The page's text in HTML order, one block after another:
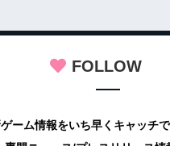
FOLLOW
ーム情報をいち早くキャッチ